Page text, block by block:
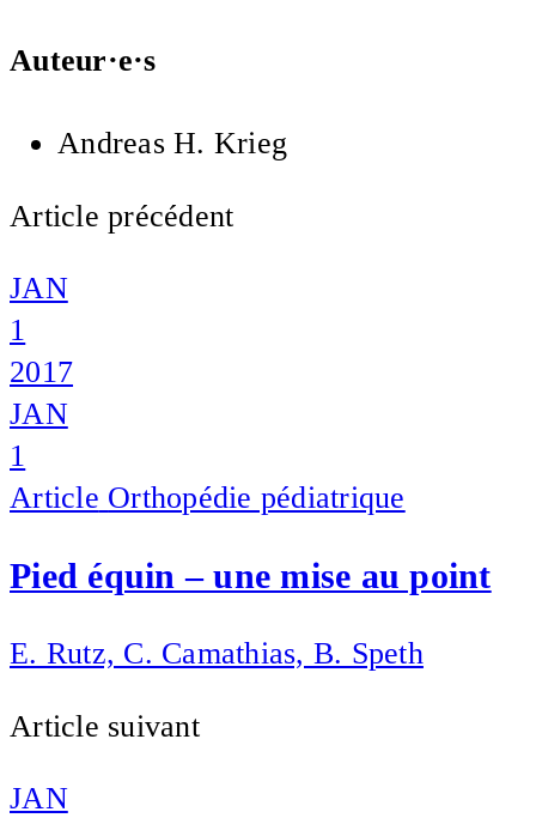
Auteur·e·s
Andreas H. Krieg
Article précédent
JAN
1
2017
JAN
1
Article Orthopédie pédiatrique
Pied équin – une mise au point
E. Rutz, C. Camathias, B. Speth
Article suivant
JAN